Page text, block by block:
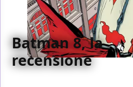
Batman 8, la
recensione